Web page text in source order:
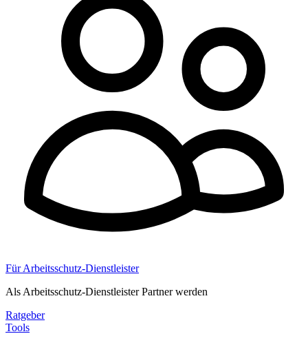
Für Arbeitsschutz-Dienstleister
Als Arbeitsschutz-Dienstleister Partner werden
Ratgeber
Tools